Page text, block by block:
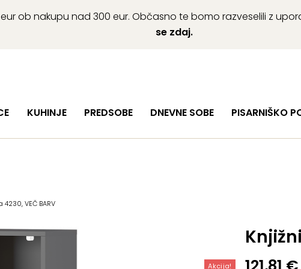
ob nakupu nad 300 eur. Občasno te bomo razveselili z
se zdaj.
KUHINJE PREDSOBE DNEVNE SOBE PISARNIŠKO
VEČ BARV
Akcija!